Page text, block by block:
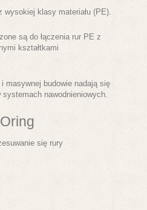
wysokiej klasy materiału (PE).
są do łączenia rur PE z
kształtkami
masywnej budowie nadają się
nawodnieniowych.
się rury